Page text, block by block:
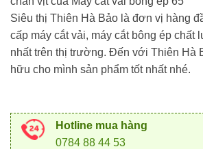
Siêu thị Thiên Hà Bảo là đơn vị hàng
cấp máy cắt vải, máy cắt bông ép chất
nhất trên thị trường. Đến với Thiên Hà
hữu cho mình sản phẩm tốt nhất nhé.
Hotline mua hàng
0784 88 44 53